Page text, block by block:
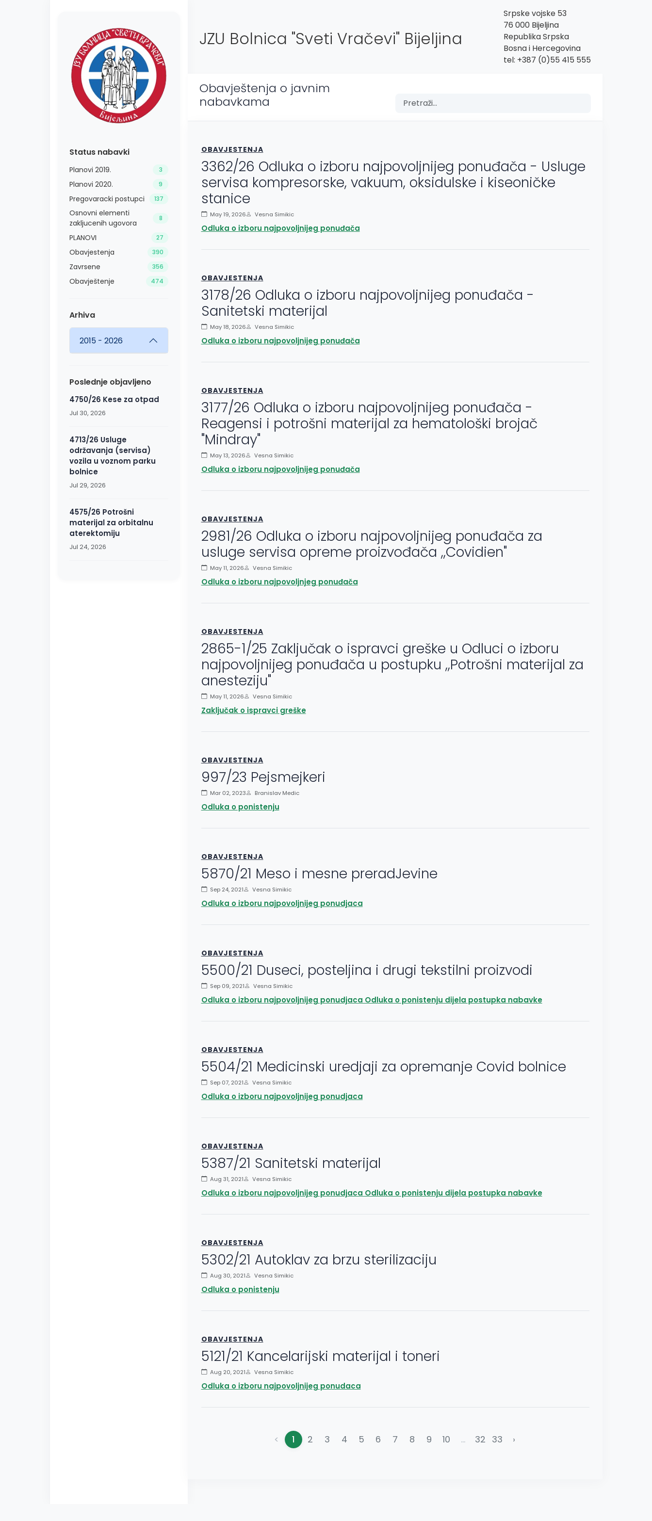
Status nabavki
Planovi 2019. 3
Planovi 2020. 9
Pregovaracki postupci 137
Osnovni elementi
zakljucenih ugovora
8
PLANOVI 27
Obavjestenja 390
Zavrsene 356
Obavještenje 474
Arhiva
2015 - 2026
Poslednje objavljeno
4750/26 Kese za otpad
Jul 30, 2026
4713/26 Usluge
održavanja (servisa)
vozila u voznom parku
bolnice
Jul 29, 2026
4575/26 Potrošni
materijal za orbitalnu
aterektomiju
Jul 24, 2026
JZU Bolnica "Sveti Vračevi" Bijeljina
Srpske vojske 53
76 000 Bijeljina
Republika Srpska
Bosna i Hercegovina
tel: +387 (0)55 415 555
Obavještenja o javnim
nabavkama
OBAVJESTENJA
3362/26 Odluka o izboru najpovoljnijeg ponuđača - Usluge
servisa kompresorske, vakuum, oksidulske i kiseoničke
stanice
May 19, 2026 Vesna Simikic
Odluka o izboru najpovoljnijeg ponuđača
OBAVJESTENJA
3178/26 Odluka o izboru najpovoljnijeg ponuđača -
Sanitetski materijal
May 18, 2026 Vesna Simikic
Odluka o izboru najpovoljnijeg ponuđača
OBAVJESTENJA
3177/26 Odluka o izboru najpovoljnijeg ponuđača -
Reagensi i potrošni materijal za hematološki brojač
"Mindray"
May 13, 2026 Vesna Simikic
Odluka o izboru najpovoljnijeg ponuđača
OBAVJESTENJA
2981/26 Odluka o izboru najpovoljnijeg ponuđača za
usluge servisa opreme proizvođača ,,Covidien"
May 11, 2026 Vesna Simikic
Odluka o izboru najpovoljnjeg ponuđača
OBAVJESTENJA
2865-1/25 Zaključak o ispravci greške u Odluci o izboru
najpovoljnijeg ponuđača u postupku ,,Potrošni materijal za
anesteziju"
May 11, 2026 Vesna Simikic
Zaključak o ispravci greške
OBAVJESTENJA
997/23 Pejsmejkeri
Mar 02, 2023 Branislav Medic
Odluka o ponistenju
OBAVJESTENJA
5870/21 Meso i mesne preradJevine
Sep 24, 2021 Vesna Simikic
Odluka o izboru najpovoljnijeg ponudjaca
OBAVJESTENJA
5500/21 Duseci, posteljina i drugi tekstilni proizvodi
Sep 09, 2021 Vesna Simikic
Odluka o izboru najpovoljnijeg ponudjaca Odluka o ponistenju dijela postupka nabavke
OBAVJESTENJA
5504/21 Medicinski uredjaji za opremanje Covid bolnice
Sep 07, 2021 Vesna Simikic
Odluka o izboru najpovoljnijeg ponudjaca
OBAVJESTENJA
5387/21 Sanitetski materijal
Aug 31, 2021 Vesna Simikic
Odluka o izboru najpovoljnijeg ponudjaca Odluka o ponistenju dijela postupka nabavke
OBAVJESTENJA
5302/21 Autoklav za brzu sterilizaciju
Aug 30, 2021 Vesna Simikic
Odluka o ponistenju
OBAVJESTENJA
5121/21 Kancelarijski materijal i toneri
Aug 20, 2021 Vesna Simikic
Odluka o izboru najpovoljnijeg ponudaca
< 1 2 3 4 5 6 7 8 9 10 ... 32 33 ›